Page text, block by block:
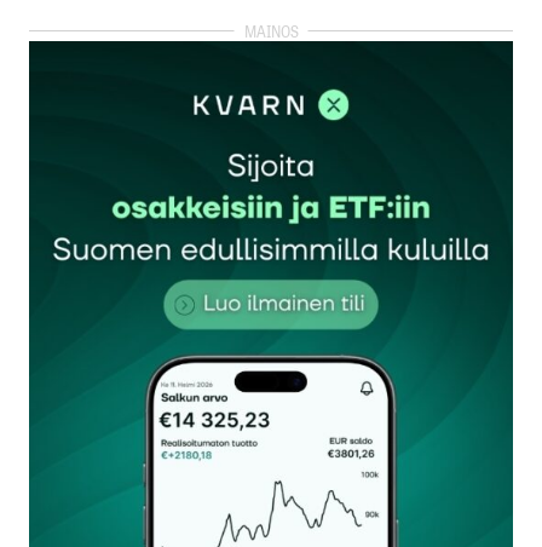
kirjautua
rekisteröityä
Sähköpostiosoitettasi ei julkaista.Pakolliset
kentät on merkitty*
Kommentti*
Nimesi tai nimimerkkisi